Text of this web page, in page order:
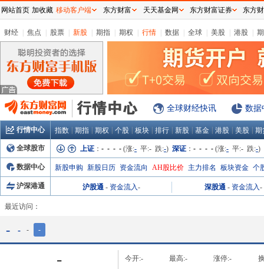
财经 焦点 股票 新股 期指 期权 行情 数据 全球 美股 港股
全球财经快讯 数据
行情中心 指数 期指 期权 个股 板块 排行 新股 基金 港股 美股 期
全球股市 上证 ： - - - - (涨:- 平:- 跌:-) 深证 ： - - - - (涨:- 平:- 跌:-)
数据中心 新股申购 新股日历 资金流向 AH股比价 主力排名 板块资金 个
沪深港通 沪股通 - 资金流入- 深股通 - 资金流入-
最近访问：
- - - -
- 今开:- 最高:- 涨停:-
网站首页 加收藏 移动客户端 东方财富 天天基金网 东方财富证券 东方